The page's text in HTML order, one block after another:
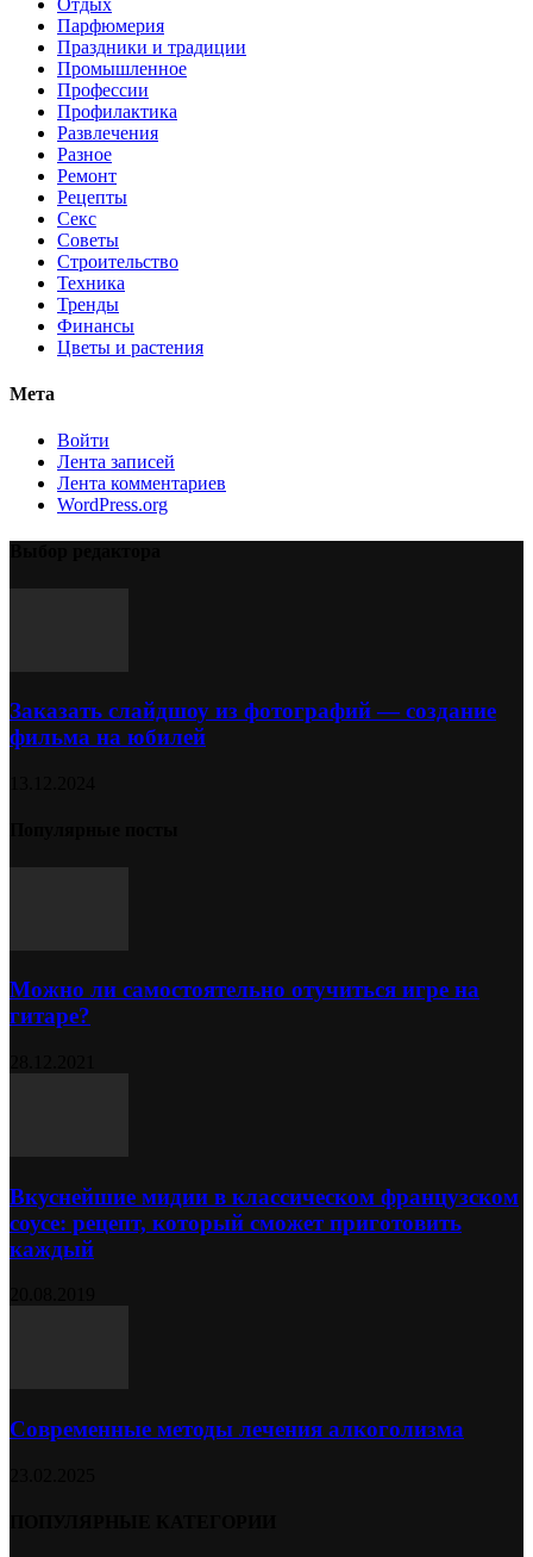
Парфюмерия
Праздники и традиции
Промышленное
Профессии
Профилактика
Развлечения
Разное
Ремонт
Рецепты
Секс
Советы
Строительство
Техника
Тренды
Финансы
Цветы и растения
Мета
Войти
Лента записей
Лента комментариев
WordPress.org
Заказать слайдшоу из фотографий — создание
фильма на юбилей
Можно ли самостоятельно отучиться игре на
гитаре?
Вкуснейшие мидии в классическом французском
соусе: рецепт, который сможет приготовить
каждый
Современные методы лечения алкоголизма